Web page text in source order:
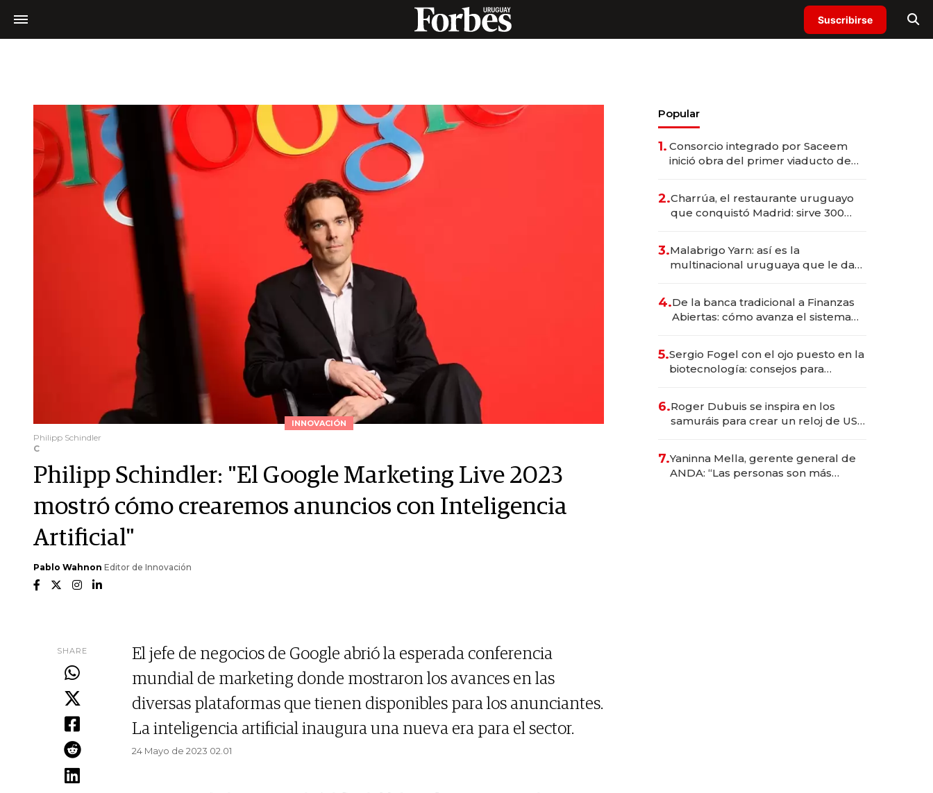
Suscribirse
INNOVACIÓN
Philipp Schindler
C
Philipp Schindler: "El Google Marketing Live 2023
mostró cómo crearemos anuncios con Inteligencia
Artificial"
Pablo Wahnon Editor de Innovación
SHARE
El jefe de negocios de Google abrió la esperada conferencia
mundial de marketing donde mostraron los avances en las
diversas plataformas que tienen disponibles para los anunciantes.
La inteligencia artificial inaugura una nueva era para el sector.
24 Mayo de 2023 02.01
Popular
1. Consorcio integrado por Saceem
inició obra del primer viaducto de
millones
2.Charrúa, el restaurante uruguayo
que conquistó Madrid: sirve 300
prepara apertura
3.Malabrigo Yarn: así es la
multinacional uruguaya que le da
4.De la banca tradicional a Finanzas
Abiertas: cómo avanza el sistema
5.Sergio Fogel con el ojo puesto en la
biotecnología: consejos para
6.Roger Dubuis se inspira en los
samuráis para crear un reloj de US$
7.Yaninna Mella, gerente general de
ANDA: “Las personas son más